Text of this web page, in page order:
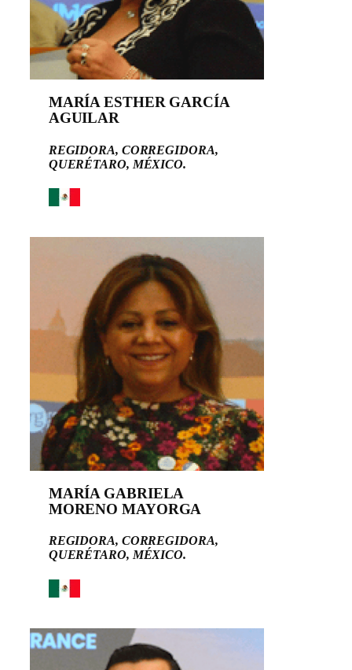
MARÍA ESTHER GARCÍA
AGUILAR
REGIDORA, CORREGIDORA,
QUERÉTARO, MÉXICO.
MARÍA GABRIELA
MORENO MAYORGA
REGIDORA, CORREGIDORA,
QUERÉTARO, MÉXICO.